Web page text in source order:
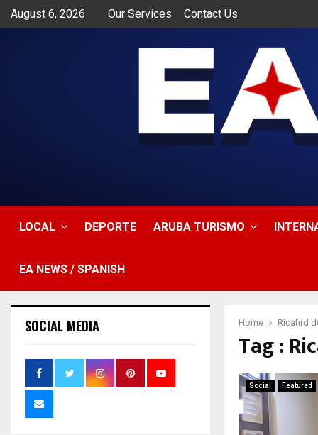
August 6, 2026 Our Services Contact Us
LOCAL DEPORTE ARUBA TURISMO
EA NEWS / SPANISH
Home Ricahrd
Tag :
Social Featured
SOCIAL MEDIA